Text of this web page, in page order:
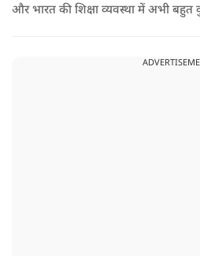
और भारत की शिक्षा व्यवस्था में अभी